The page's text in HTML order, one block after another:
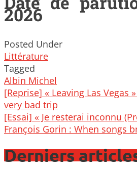
2026
Posted Under
Littérature
Tagged
Albin Michel
Post
navigation
[Reprise] « Leaving Las Vegas
very bad trip
[Essai] « Je resterai inconnu
François Gorin : When songs
Derniers